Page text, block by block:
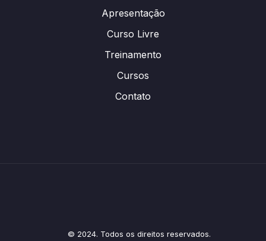
Apresentação
Curso Livre
Treinamento
Cursos
Contato
© 2024. Todos os direitos reservados.